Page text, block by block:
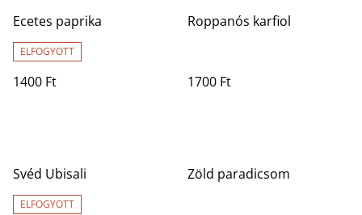
Ecetes paprika
ELFOGYOTT
1400 Ft
Roppanós karfiol
1700 Ft
Svéd Ubisali
ELFOGYOTT
%
Zöld paradicsom